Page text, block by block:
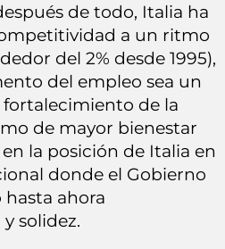
de todo, Italia ha
a un ritmo
del 2% desde 1995),
del empleo sea un
de la
de mayor bienestar
la posición de Italia en
donde el Gobierno
ahora
solidez.